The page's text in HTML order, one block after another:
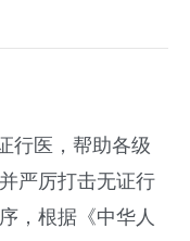
行医，帮助各级
严厉打击无证行
，根据《中华人